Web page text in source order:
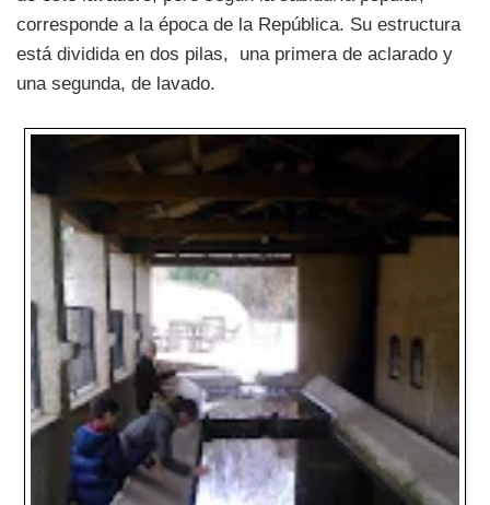
corresponde a la época de la República. Su estructura
está dividida en dos pilas, una primera de aclarado y
una segunda, de lavado.